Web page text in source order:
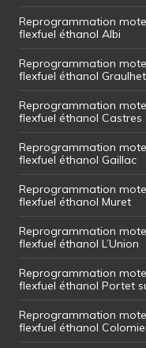
Reprogrammation
flexfuel éthanol Albi
Reprogrammation
flexfuel éthanol Graulhet
Reprogrammation
flexfuel éthanol Castres
Reprogrammation
flexfuel éthanol Gaillac
Reprogrammation
flexfuel éthanol Muret
Reprogrammation
flexfuel éthanol L’Union
Reprogrammation
flexfuel éthanol Portet
Reprogrammation
flexfuel éthanol